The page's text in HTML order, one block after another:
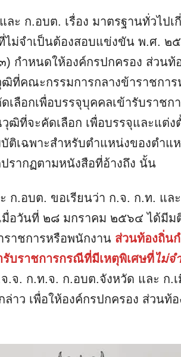
ะ ก.อบต. เรื่อง มาตรฐานทั่วไปเ
ไม่จําเป็นต้องสอบแข่งขัน พ.ศ. ๒
กําหนดให้องค์กรปกครอง ส่วนท้
ที่คณะกรรมการกลางข้าราชกา
เลือกเพื่อบรรจุบุคคลเข้ารับราชก
ฒิที่จะคัดเลือก เพื่อบรรจุและแต่ง
เฉพาะสําหรับตําแหน่งของตําแ
รากฏตามหนังสือที่อ้างถึง นั้น
ก.อบต. ขอเรียนว่า ก.จ. ก.ท. แล
มื่อวันที่ ๒๘ มกราคม ๒๕๖๔ ได้มี
าชการหรือพนักงาน ส่วนท้องถิ่น
รับราชการกรณีที่มีเหตุพิเศษที่ไม่จํ
.จ. ก.ท.จ. ก.อบต.จังหวัด และ ก.เ
ล่าว เพื่อให้องค์กรปกครอง ส่วนท้